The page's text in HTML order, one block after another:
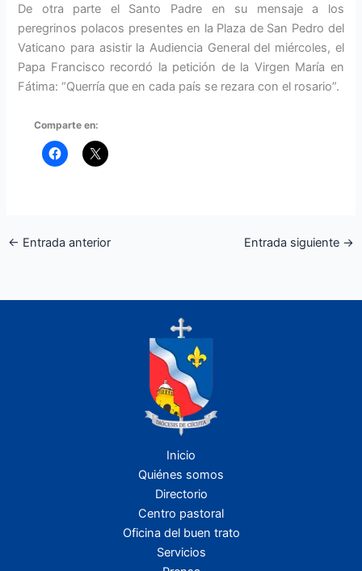
De otra parte el Santo Padre en su mensaje a los
peregrinos polacos presentes en la Plaza de San Pedro del
Vaticano para asistir la Audiencia General del miércoles, el
Papa Francisco recordó la petición de la Virgen María en
Fátima: “Querría que en cada país se rezara con el rosario”.
Comparte en:
← Entrada anterior Entrada siguiente →
Inicio
Quiénes somos
Directorio
Centro pastoral
Oficina del buen trato
Servicios